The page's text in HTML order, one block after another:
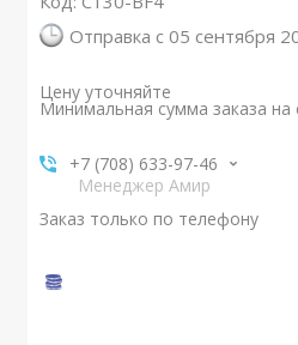
Отправка с 05 сентября
Цену уточняйте
Минимальная сумма заказа
+7 (708) 633-97-46
Менеджер Амир
Заказ только по телефону